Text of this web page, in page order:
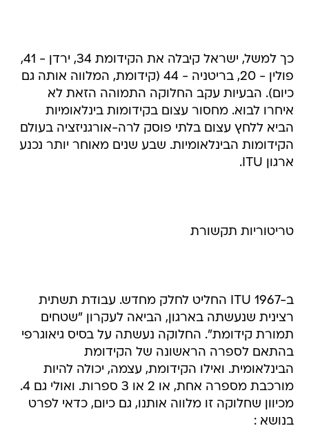
כך למשל, ישראל קיבלה את הקידומת 34, ירדן - 41,
פולין - 20, בריטניה - 44 (קידומת, המלווה אותה גם
כיום). הבעיות עקב החלוקה התמוהה הזאת לא
איחרו לבוא. מחסור עצום בקידומות בינלאומיות
הביא ללחץ עצום בלתי פוסק לרה-אורגניזציה בעולם
הקידומות הבינלאומיות. שבע שנים מאוחר יותר נכנע
ארגון ITU.
טריטוריות תקשורת
ב-1967 ITU החליט לחלק מחדש. עבודת תשתית
רצינית שנעשתה בארגון, הביאה לעקרון "שטחים
תמורת קידומת". החלוקה נעשתה על בסיס גיאוגרפי
בהתאם לספרה הראשונה של הקידומת
הבינלאומית. ואילו הקידומת, עצמה, יכולה להיות
מורכבת מספרה אחת, או 2 או 3 ספרות. ואולי גם 4.
מכיוון שחלוקה זו מלווה אותנו, גם כיום, כדאי לפרט
בנושא :